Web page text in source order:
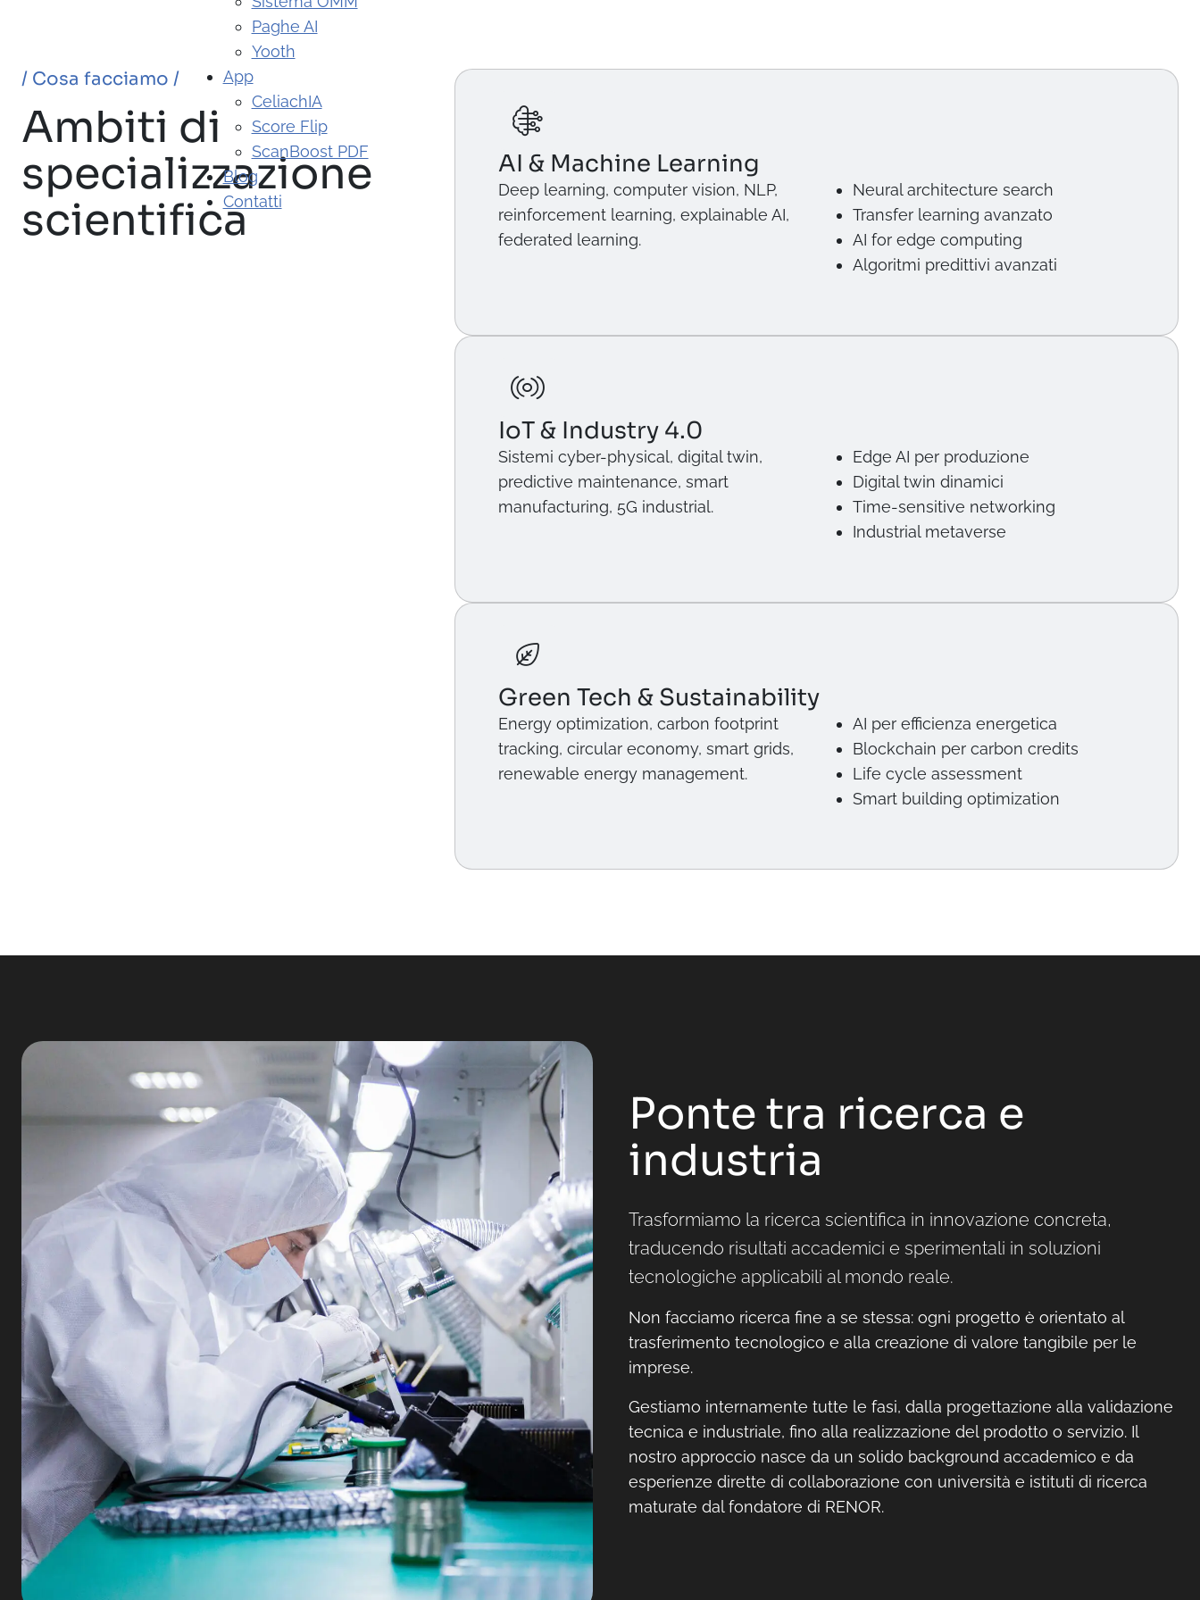
Paghe AI
Yooth
App
CeliachIA
Score Flip
ScanBoost PDF
Blog
Contatti
/ Cosa facciamo /
Ambiti di
specializzazione
scientifica
AI & Machine Learning
Deep learning, computer vision, NLP,
reinforcement learning, explainable AI,
federated learning.
Neural architecture search
Transfer learning avanzato
AI for edge computing
Algoritmi predittivi avanzati
IoT & Industry 4.0
Sistemi cyber-physical, digital twin,
predictive maintenance, smart
manufacturing, 5G industrial.
Edge AI per produzione
Digital twin dinamici
Time-sensitive networking
Industrial metaverse
Green Tech & Sustainability
Energy optimization, carbon footprint
tracking, circular economy, smart grids,
renewable energy management.
AI per efficienza energetica
Blockchain per carbon credits
Life cycle assessment
Smart building optimization
Ponte tra ricerca e
industria
Trasformiamo la ricerca scientifica in innovazione concreta,
traducendo risultati accademici e sperimentali in soluzioni
tecnologiche applicabili al mondo reale.
Non facciamo ricerca fine a se stessa: ogni progetto è orientato al
trasferimento tecnologico e alla creazione di valore tangibile per le
imprese.
Gestiamo internamente tutte le fasi, dalla progettazione alla validazione
tecnica e industriale, fino alla realizzazione del prodotto o servizio. Il
nostro approccio nasce da un solido background accademico e da
esperienze dirette di collaborazione con università e istituti di ricerca
maturate dal fondatore di RENOR.